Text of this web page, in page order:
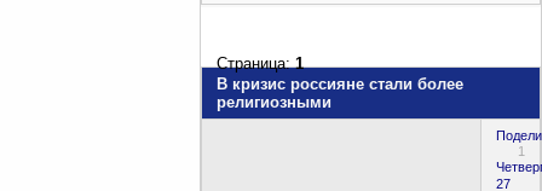
В кризис россияне стали более
религиозными
Страница:1
1
27